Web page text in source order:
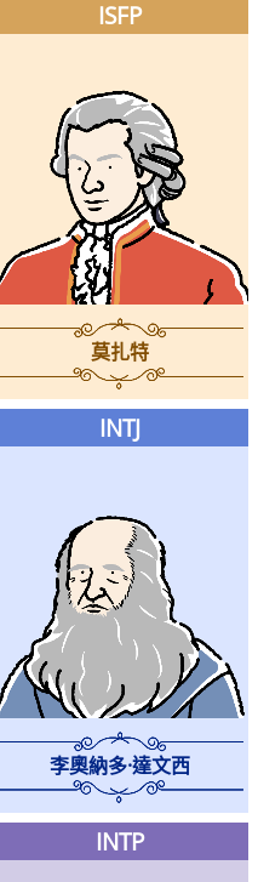
ISFP
莫扎特
INTJ
李奧納多·達文西
INTP